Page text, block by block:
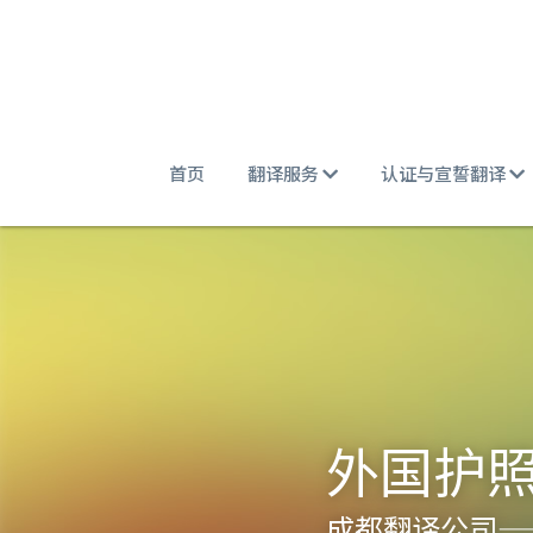
首页 翻译服务 认证与宣誓翻译
外国护